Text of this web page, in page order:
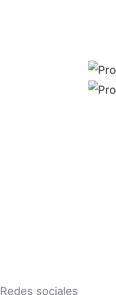
Redes sociales